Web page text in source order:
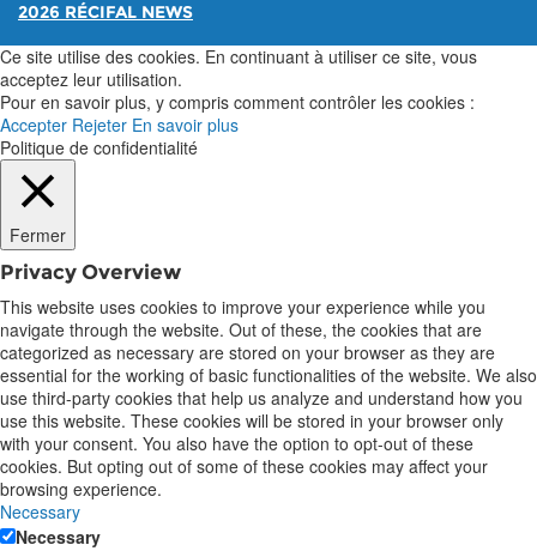
2026 RÉCIFAL NEWS
Ce site utilise des cookies. En continuant à utiliser ce site, vous
acceptez leur utilisation.
Pour en savoir plus, y compris comment contrôler les cookies :
Accepter Rejeter En savoir plus
Politique de confidentialité
Fermer
Privacy Overview
This website uses cookies to improve your experience while you
navigate through the website. Out of these, the cookies that are
categorized as necessary are stored on your browser as they are
essential for the working of basic functionalities of the website. We also
use third-party cookies that help us analyze and understand how you
use this website. These cookies will be stored in your browser only
with your consent. You also have the option to opt-out of these
cookies. But opting out of some of these cookies may affect your
browsing experience.
Necessary
Necessary